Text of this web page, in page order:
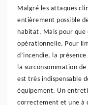
Malgré les attaques
entièrement possible
habitat. Mais pour
opérationnelle. Pour
d’incendie, la
la surconsommation
est très indispensable
équipement. Un
correctement et une à